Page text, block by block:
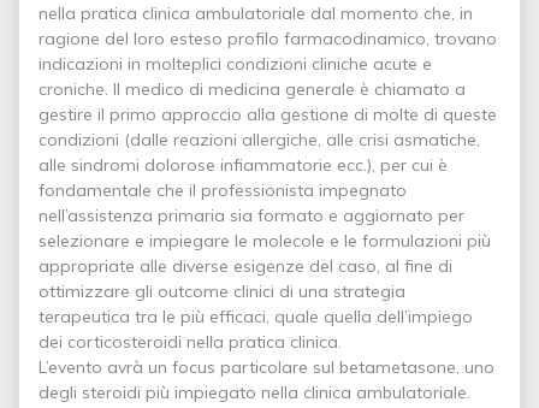
nella pratica clinica ambulatoriale dal momento che, in
ragione del loro esteso profilo farmacodinamico, trovano
indicazioni in molteplici condizioni cliniche acute e
croniche. Il medico di medicina generale è chiamato a
gestire il primo approccio alla gestione di molte di queste
condizioni (dalle reazioni allergiche, alle crisi asmatiche,
alle sindromi dolorose infiammatorie ecc.), per cui è
fondamentale che il professionista impegnato
nell’assistenza primaria sia formato e aggiornato per
selezionare e impiegare le molecole e le formulazioni più
appropriate alle diverse esigenze del caso, al fine di
ottimizzare gli outcome clinici di una strategia
terapeutica tra le più efficaci, quale quella dell’impiego
dei corticosteroidi nella pratica clinica.
L’evento avrà un focus particolare sul betametasone, uno
degli steroidi più impiegato nella clinica ambulatoriale.